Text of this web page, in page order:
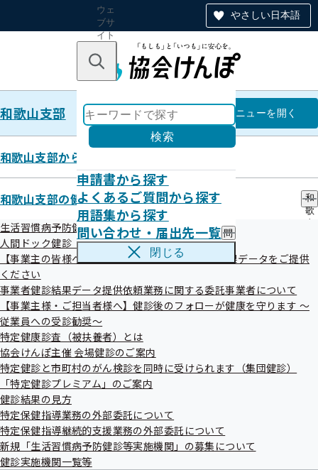
やさしい日本語
ウェ
ブサ
イト
のナ
ン
キーワードで探す
検索
申請書から探す
よくあるご質問から探す
用語集から探す
問い合わせ・届出先一覧 問
い
せ
・
届
の
ュ
ー
閉じる
和歌山支部 和歌山支部
メニューを開く
和歌山支部からのお知らせ
和歌山支部の健診・保健指導のご案内
和
歌
の
保
生活習慣病予防健診（被保険者）とは
人間ドック健診（被保険者）のご案内
【事業主の皆様へ】 事業者健診（定期健診）の結果データをご提供
ください
事業者健診結果データ提供依頼業務に関する委託事業者について
【事業主様・ご担当者様へ】健診後のフォローが健康を守ります ～
従業員への受診勧奨～
特定健康診査（被扶養者）とは
協会けんぽ主催 会場健診のご案内
特定健診と市町村のがん検診を同時に受けられます（集団健診）
「特定健診プレミアム」のご案内
健診結果の見方
特定保健指導業務の外部委託について
特定保健指導継続的支援業務の外部委託について
新規「生活習慣病予防健診等実施機関」の募集について
健診実施機関一覧等
「特定健診プレミアム」のご案内
和歌山県内の一部の健診機関(県内15機関)では、特定健診
(ノーマル)より検査項目がさらに充実した「特定健診プレミ
アム」を選択することができます。
ご好評につき、令和8年度も実施します。